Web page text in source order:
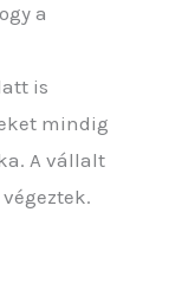
a
is
mindig
A vállalt